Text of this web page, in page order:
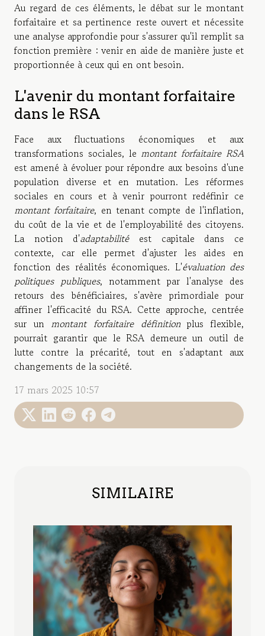
Au regard de ces éléments, le débat sur le montant
forfaitaire et sa pertinence reste ouvert et nécessite
une analyse approfondie pour s'assurer qu'il remplit sa
fonction première : venir en aide de manière juste et
proportionnée à ceux qui en ont besoin.
L'avenir du montant forfaitaire
dans le RSA
Face aux fluctuations économiques et aux
transformations sociales, le montant forfaitaire RSA
est amené à évoluer pour répondre aux besoins d'une
population diverse et en mutation. Les réformes
sociales en cours et à venir pourront redéfinir ce
montant forfaitaire, en tenant compte de l'inflation,
du coût de la vie et de l'employabilité des citoyens.
La notion d'adaptabilitéest capitale dans ce
contexte, car elle permet d'ajuster les aides en
fonction des réalités économiques. L'évaluation des
politiques publiques, notamment par l'analyse des
retours des bénéficiaires, s'avère primordiale pour
affiner l'efficacité du RSA. Cette approche, centrée
sur un montant forfaitaire définitionplus flexible,
pourrait garantir que le RSA demeure un outil de
lutte contre la précarité, tout en s'adaptant aux
changements de la société.
17 mars 2025 10:57
SIMILAIRE